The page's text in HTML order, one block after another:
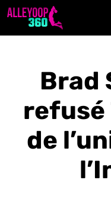
Aller
Brad
refusé
de